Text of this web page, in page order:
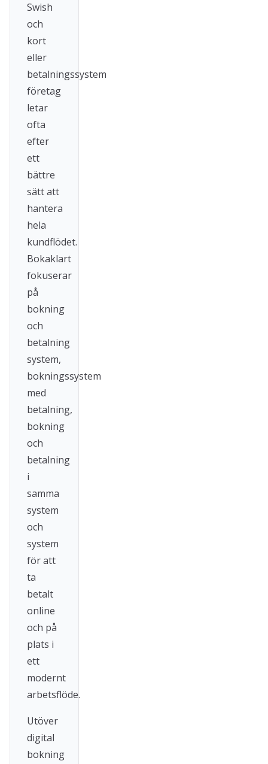
Swish
och
kort
eller
betalningssystem
företag
letar
ofta
efter
ett
bättre
sätt att
hantera
hela
kundflödet.
Bokaklart
fokuserar
på
bokning
och
betalning
system,
bokningssystem
med
betalning,
bokning
och
betalning
i
samma
system
och
system
för att
ta
betalt
online
och på
plats i
ett
modernt
arbetsflöde.
Utöver
digital
bokning